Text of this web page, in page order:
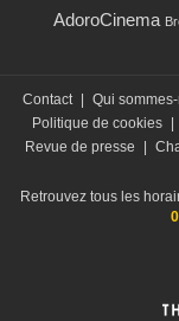
AdoroCinema
Contact Qui
Politique de cookies
Revue de presse
Retrouvez tous les